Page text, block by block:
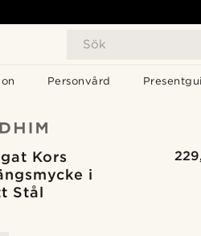
Sök
Personvård
Kors
i
Stål